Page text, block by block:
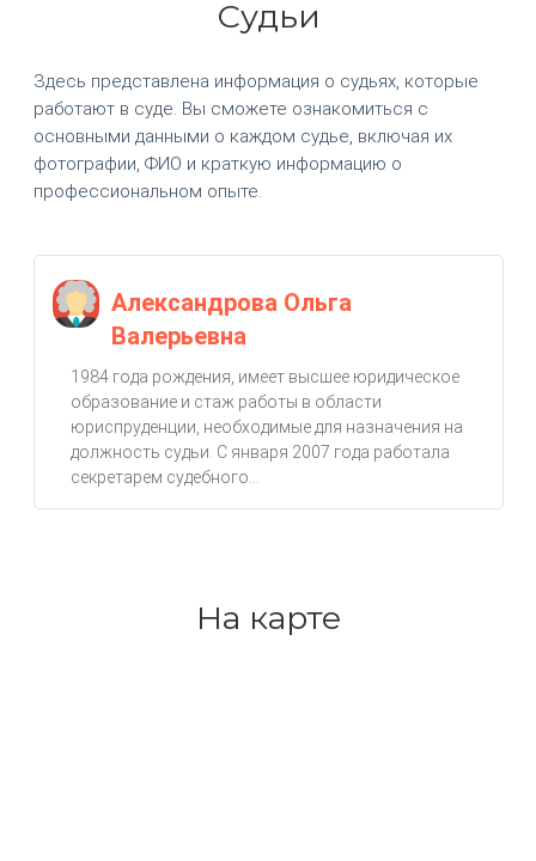
Судьи
Здесь представлена информация о судьях, которые
работают в суде. Вы сможете ознакомиться с
основными данными о каждом судье, включая их
фотографии, ФИО и краткую информацию о
профессиональном опыте.
Александрова Ольга
Валерьевна
1984 года рождения, имеет высшее юридическое
образование и стаж работы в области
юриспруденции, необходимые для назначения на
должность судьи. С января 2007 года работала
секретарем судебного...
На карте